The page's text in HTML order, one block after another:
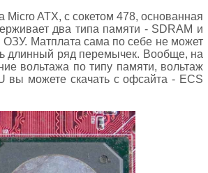
ATX, с сокетом 478, основанная
два типа памяти - SDRAM и
ОЗУ. Матплата сама по себе не может
длинный ряд перемычек. Вообще, на
вольтажа по типу памяти, вольтаж
вы можете скачать с офсайта - ECS